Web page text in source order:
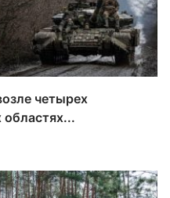
четырех
областях...